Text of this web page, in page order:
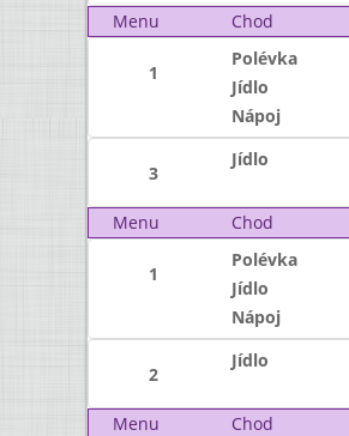
Menu Chod
1
Polévka
Jídlo
Nápoj
3
Jídlo
Menu Chod
1
Polévka
Jídlo
Nápoj
2
Jídlo
Menu Chod